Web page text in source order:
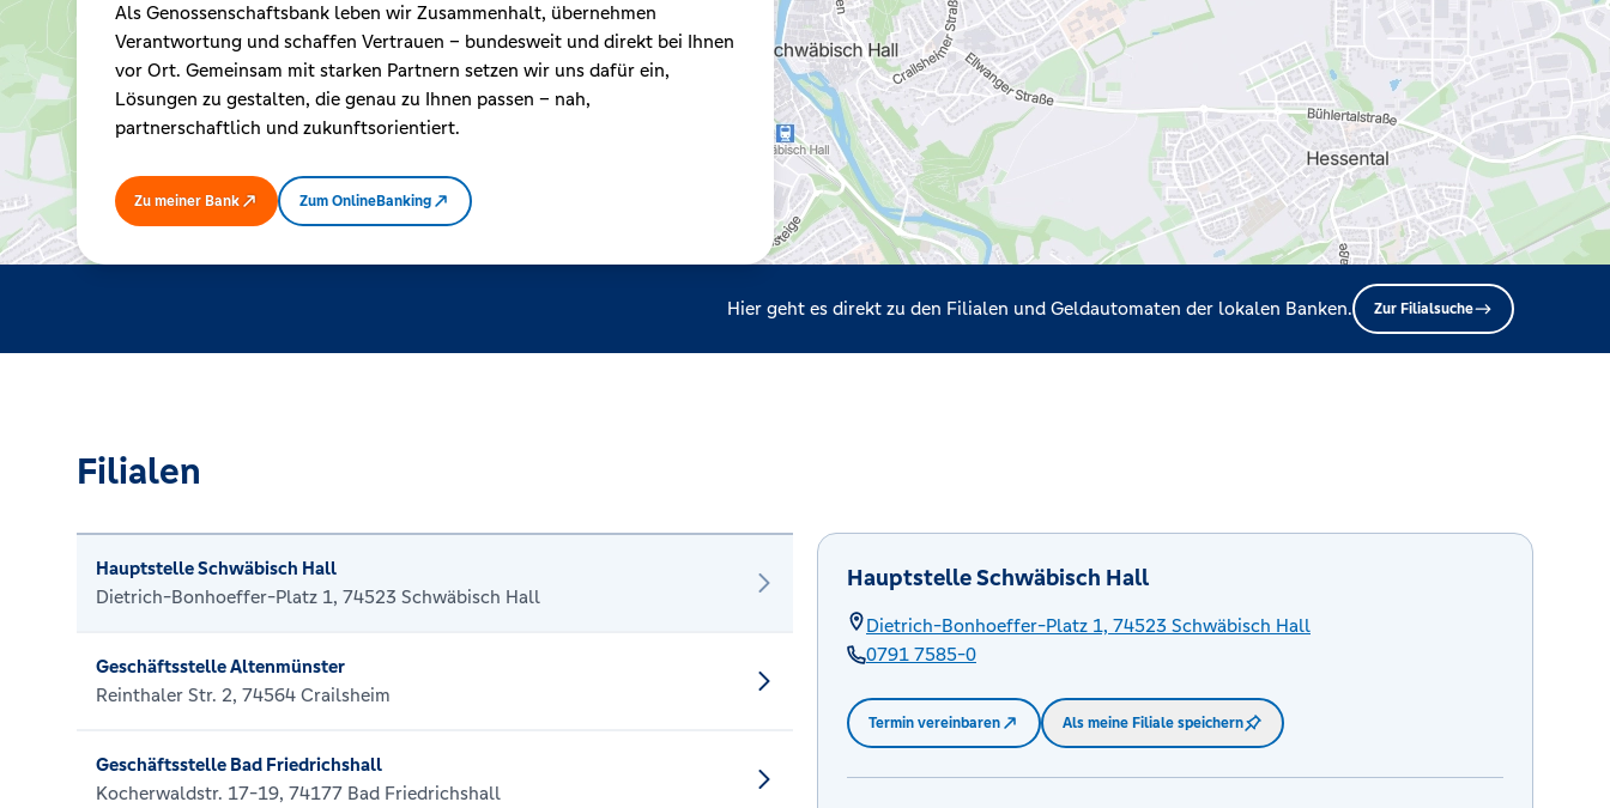
Kreditrechner
Immobilien
Als Genossenschaftsbank leben wir Zusammenhalt, übernehmen
Verantwortung und schaffen Vertrauen – bundesweit und direkt bei Ihnen
vor Ort. Gemeinsam mit starken Partnern setzen wir uns dafür ein,
Lösungen zu gestalten, die genau zu Ihnen passen – nah,
partnerschaftlich und zukunftsorientiert.
Zu meiner Bank Zum OnlineBanking
Hier geht es direkt zu den Filialen und Geldautomaten der lokalen Banken. Zur Filialsuche
Filialen
Hauptstelle Schwäbisch Hall
Dietrich-Bonhoeffer-Platz 1, 74523 Schwäbisch Hall
Geschäftsstelle Altenmünster
Reinthaler Str. 2, 74564 Crailsheim
Geschäftsstelle Bad Friedrichshall
Kocherwaldstr. 17-19, 74177 Bad Friedrichshall
Hauptstelle Schwäbisch Hall
Dietrich-Bonhoeffer-Platz 1, 74523 Schwäbisch Hall
0791 7585-0
Termin vereinbaren Als meine Filiale speichern